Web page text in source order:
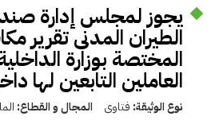
يجوز لمجلس إدارة
الطيران المدنى تقرير
المختصة بوزارة
العاملين التابعين لها
نوع الوثيقة: فتاوى المجال و القطاع: